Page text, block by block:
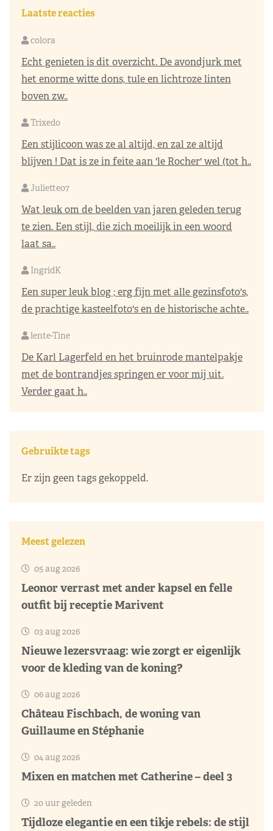
Laatste reacties
colora
Echt genieten is dit overzicht. De avondjurk met
het enorme witte dons, tule en lichtroze linten
boven zw..
Trixedo
Een stijlicoon was ze al altijd, en zal ze altijd
blijven ! Dat is ze in feite aan 'le Rocher' wel (tot h..
Juliette07
Wat leuk om de beelden van jaren geleden terug
te zien. Een stijl, die zich moeilijk in een woord
laat sa..
IngridK
Een super leuk blog ; erg fijn met alle gezinsfoto's,
de prachtige kasteelfoto's en de historische achte..
lente-Tine
De Karl Lagerfeld en het bruinrode mantelpakje
met de bontrandjes springen er voor mij uit.
Verder gaat h..
Gebruikte tags
Er zijn geen tags gekoppeld.
Meest gelezen
05 aug 2026
Leonor verrast met ander kapsel en felle
outfit bij receptie Marivent
03 aug 2026
Nieuwe lezersvraag: wie zorgt er eigenlijk
voor de kleding van de koning?
06 aug 2026
Château Fischbach, de woning van
Guillaume en Stéphanie
04 aug 2026
Mixen en matchen met Catherine – deel 3
20 uur geleden
Tijdloze elegantie en een tikje rebels: de stijl